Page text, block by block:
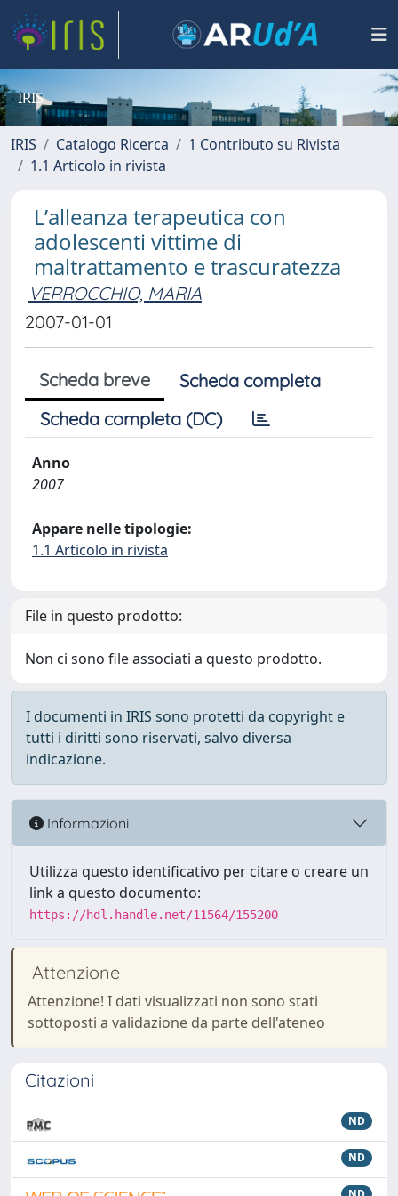
IRIS
IRIS Catalogo Ricerca
1 Contributo su Rivista
1.1 Articolo in rivista
L’alleanza terapeutica con
adolescenti vittime di
maltrattamento e trascuratezza
VERROCCHIO, MARIA
2007-01-01
Scheda breve
Scheda completa
Scheda completa (DC)
Anno
2007
Appare nelle tipologie:
1.1 Articolo in rivista
File in questo prodotto:
Non ci sono file associati a questo prodotto.
I documenti in IRIS sono protetti da copyright e
tutti i diritti sono riservati, salvo diversa
indicazione.
Informazioni
Utilizza questo identificativo per citare o creare un
link a questo documento:
https://hdl.handle.net/11564/155200
Attenzione
Attenzione! I dati visualizzati non sono stati
sottoposti a validazione da parte dell'ateneo
Citazioni
ND
ND